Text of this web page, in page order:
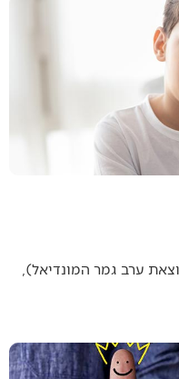
ערב גמר המונדיאל),